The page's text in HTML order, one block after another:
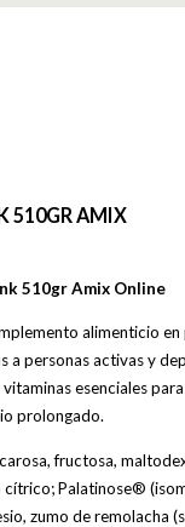
510GR AMIX
510gr Amix Online
alimenticio
a personas activas y
esenciales
prolongado.
fructosa,
Palatinose®
zumo de remolacha